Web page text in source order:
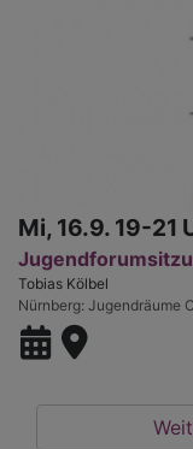
Mi, 16.9. 19-21
Tobias Kölbel
Nürnberg Jugendräume